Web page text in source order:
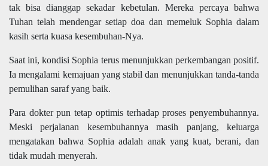
tak bisa dianggap sekadar kebetulan. Mereka percaya bahwa
Tuhan telah mendengar setiap doa dan memeluk Sophia dalam
kasih serta kuasa kesembuhan-Nya.
Saat ini, kondisi Sophia terus menunjukkan perkembangan positif.
Ia mengalami kemajuan yang stabil dan menunjukkan tanda-tanda
pemulihan saraf yang baik.
Para dokter pun tetap optimis terhadap proses penyembuhannya.
Meski perjalanan kesembuhannya masih panjang, keluarga
mengatakan bahwa Sophia adalah anak yang kuat, berani, dan
tidak mudah menyerah.